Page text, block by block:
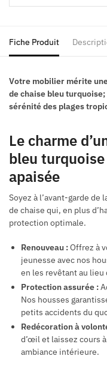
Fiche Produit
Votre mobilier mérite
de chaise bleu
sérénité des plages
Le charme
bleu
apaisée
Soyez à l’avant-garde
de chaise qui, en plus
protection optimale.
Renouveau :Offrez à
jeunesse avec nos
en les revêtant au lieu
Protection assurée :
Nos housses
petits accidents du
Redécoration à
d’œil et laissez cours
ambiance intérieure.